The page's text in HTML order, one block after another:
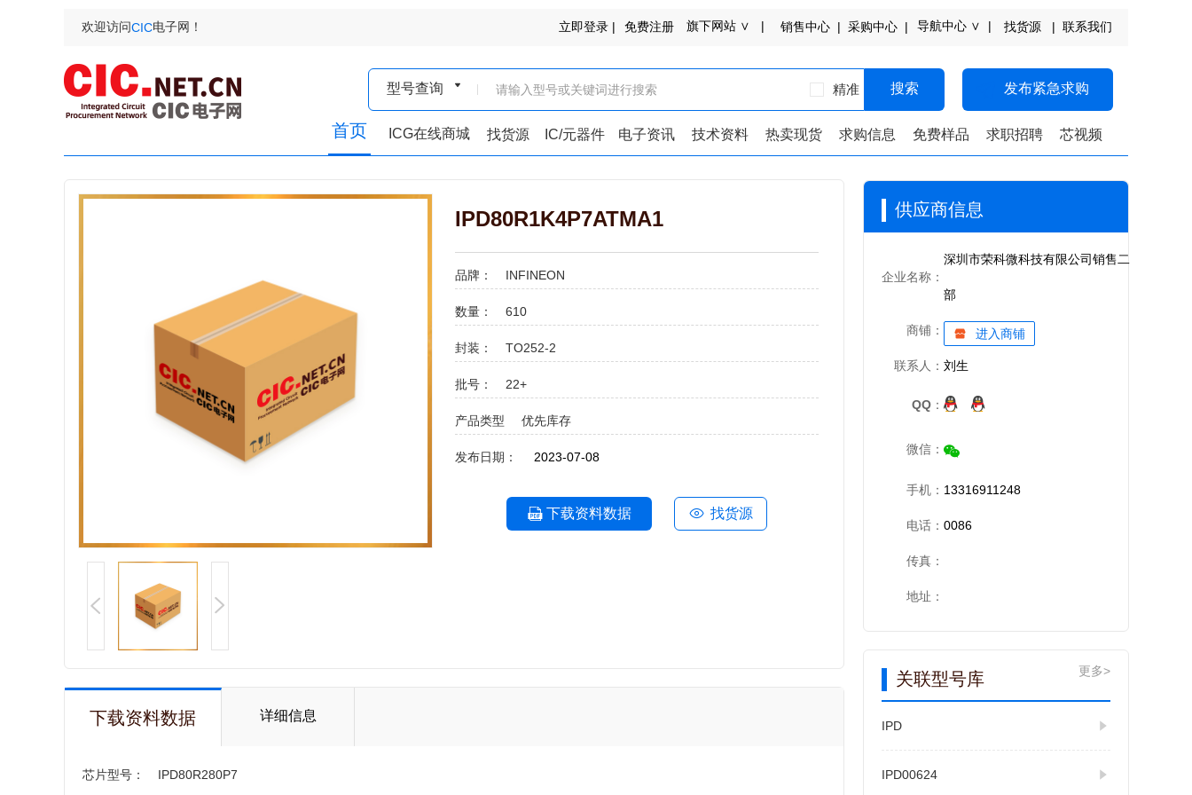
欢迎访问CIC电子网！ 立即登录 | 免费注册 旗下网站 ∨ | 销售中心 | 采购中心 | 导航中心 ∨ | 找货源 | 联系我们
型号查询 精准 搜索 发布紧急求购
首页 ICG在线商城 找货源 IC/元器件 电子资讯 技术资料 热卖现货 求购信息 免费样品 求职招聘 芯视频
IPD80R1K4P7ATMA1
品牌： INFINEON
数量： 610
封装： TO252-2
批号： 22+
产品类型 优先库存
发布日期： 2023-07-08
下载资料数据 找货源
下载资料数据 详细信息
芯片型号： IPD80R280P7
供应商信息
企业名称：
深圳市荣科微科技有限公司销售二
部
商铺： 进入商铺
联系人： 刘生
QQ：
微信：
手机： 13316911248
电话： 0086
传真：
地址：
关联型号库 更多>
IPD
IPD00624